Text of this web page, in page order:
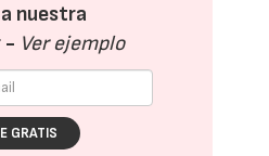
nuestra
- Ver ejemplo
GRATIS